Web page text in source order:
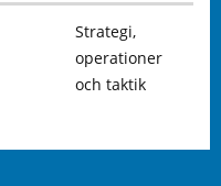
Strategi,
operationer
och taktik